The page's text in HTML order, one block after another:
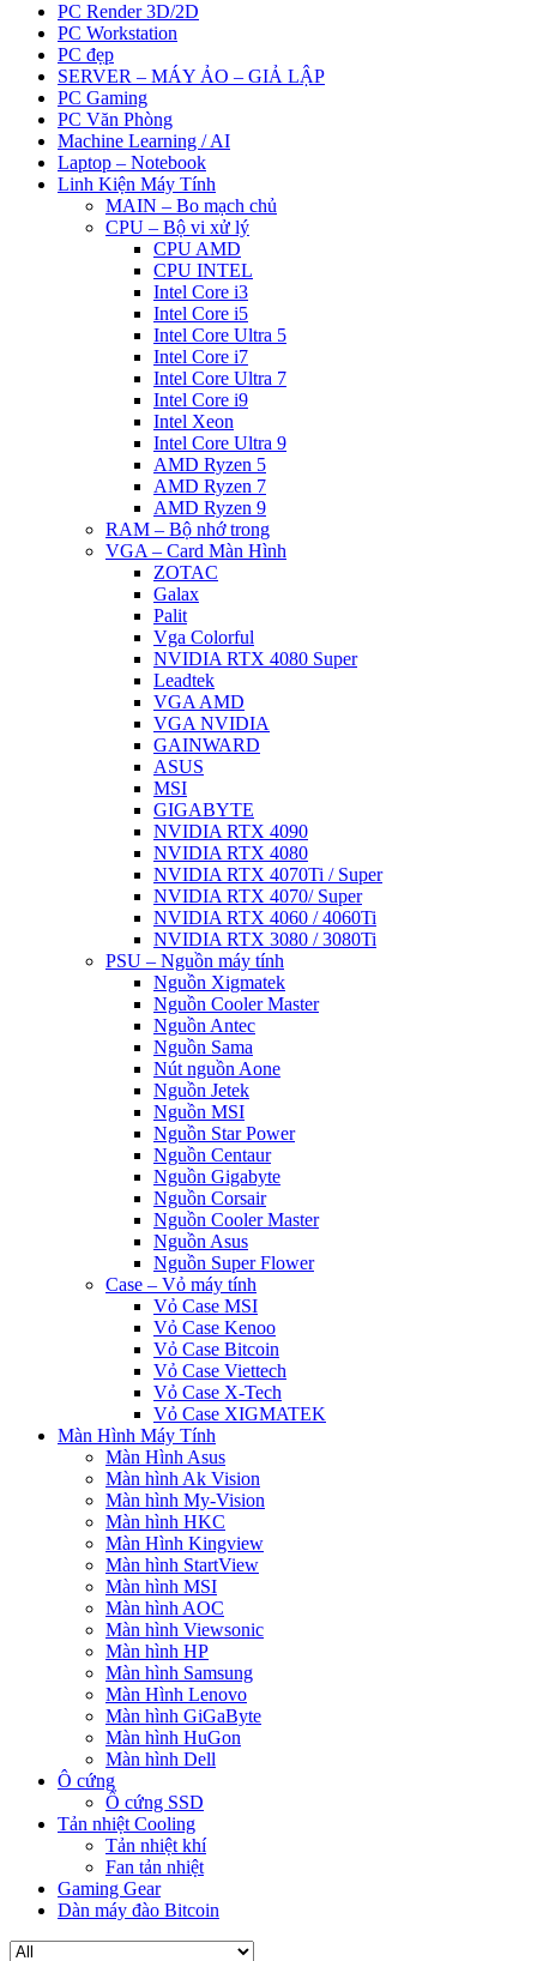
PC Render 3D/2D
PC Workstation
PC đẹp
SERVER – MÁY ẢO – GIẢ LẬP
PC Gaming
PC Văn Phòng
Machine Learning / AI
Laptop – Notebook
Linh Kiện Máy Tính
MAIN – Bo mạch chủ
CPU – Bộ vi xử lý
CPU AMD
CPU INTEL
Intel Core i3
Intel Core i5
Intel Core Ultra 5
Intel Core i7
Intel Core Ultra 7
Intel Core i9
Intel Xeon
Intel Core Ultra 9
AMD Ryzen 5
AMD Ryzen 7
AMD Ryzen 9
RAM – Bộ nhớ trong
VGA – Card Màn Hình
ZOTAC
Galax
Palit
Vga Colorful
NVIDIA RTX 4080 Super
Leadtek
VGA AMD
VGA NVIDIA
GAINWARD
ASUS
MSI
GIGABYTE
NVIDIA RTX 4090
NVIDIA RTX 4080
NVIDIA RTX 4070Ti / Super
NVIDIA RTX 4070/ Super
NVIDIA RTX 4060 / 4060Ti
NVIDIA RTX 3080 / 3080Ti
PSU – Nguồn máy tính
Nguồn Xigmatek
Nguồn Cooler Master
Nguồn Antec
Nguồn Sama
Nút nguồn Aone
Nguồn Jetek
Nguồn MSI
Nguồn Star Power
Nguồn Centaur
Nguồn Gigabyte
Nguồn Corsair
Nguồn Cooler Master
Nguồn Asus
Nguồn Super Flower
Case – Vỏ máy tính
Vỏ Case MSI
Vỏ Case Kenoo
Vỏ Case Bitcoin
Vỏ Case Viettech
Vỏ Case X-Tech
Vỏ Case XIGMATEK
Màn Hình Máy Tính
Màn Hình Asus
Màn hình Ak Vision
Màn hình My-Vision
Màn hình HKC
Màn Hình Kingview
Màn hình StartView
Màn hình MSI
Màn hình AOC
Màn hình Viewsonic
Màn hình HP
Màn hình Samsung
Màn Hình Lenovo
Màn hình GiGaByte
Màn hình HuGon
Màn hình Dell
Ô cứng
Ổ cứng SSD
Tản nhiệt Cooling
Tản nhiệt khí
Fan tản nhiệt
Gaming Gear
Dàn máy đào Bitcoin